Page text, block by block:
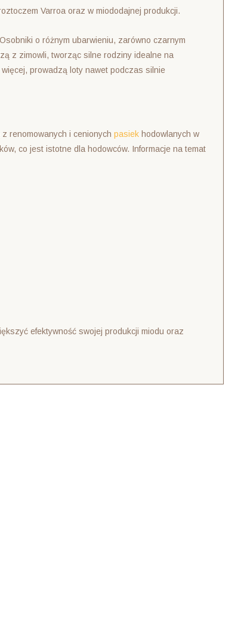
Varroa oraz w miododajnej produkcji.
o różnym ubarwieniu, zarówno czarnym
z zimowli, tworząc silne rodziny idealne na
prowadzą loty nawet podczas silnie
renomowanych i cenionych pasiekhodowlanych w
co jest istotne dla hodowców. Informacje na temat
efektywność swojej produkcji miodu oraz